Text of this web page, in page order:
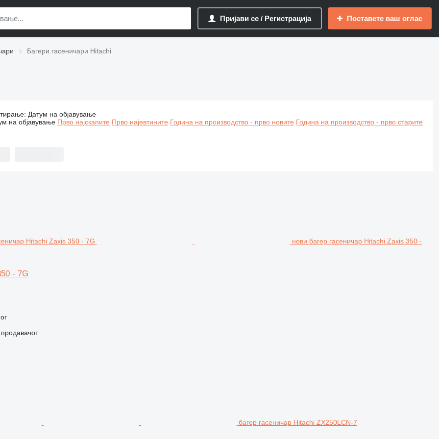
Пријави се / Регистрација Поставете ваш оглас
Багери гасеничари Hitachi
Багери гасеничари Hitachi
: Датум на објавување
на објавување Прво најскапите Прво најевтините Година на производство - прво новите Година на производство - прво старите
нови багер гасеничар Hitachi Zaxis 350 -
- 7G
продавачот
багер гасеничар Hitachi ZX250LCN-7